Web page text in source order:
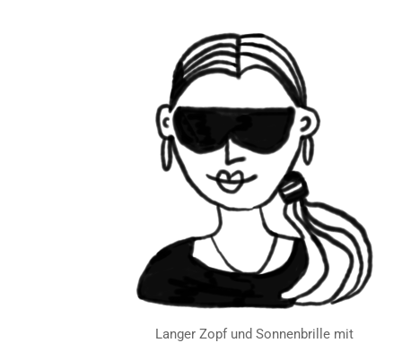
Langer Zopf und Sonnenbrille mit